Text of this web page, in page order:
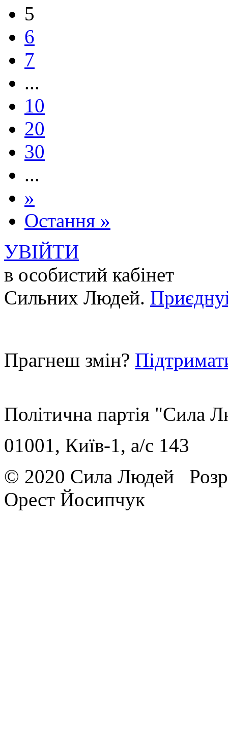
5
6
7
...
10
20
30
...
»
Остання »
УВІЙТИ
в особистий кабінет
Сильних Людей.
Прагнеш змін?
Політична партія "Сила
01001, Київ-1, a/c 143
© 2020 Сила Людей
Орест Йосипчук